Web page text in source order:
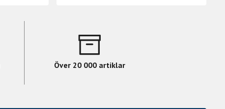
Över 20 000 artiklar